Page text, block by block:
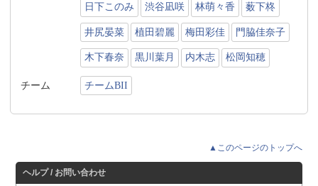
日下このみ 渋谷凪咲 林萌々香 薮下柊
井尻晏菜 植田碧麗 梅田彩佳 門脇佳奈子
木下春奈 黒川葉月 内木志 松岡知穂
チーム チームBII
▲このページのトップへ
ヘルプ / お問い合わせ